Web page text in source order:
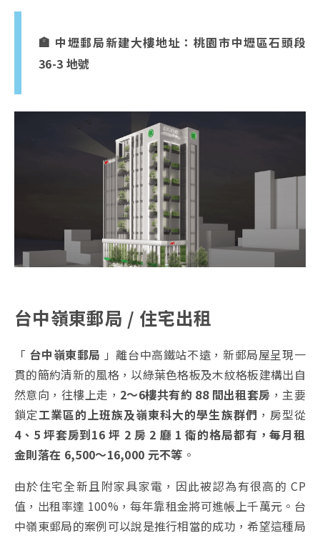
🏣 中壢郵局新建大樓地址：桃園市中壢區石頭段
36-3 地號
台中嶺東郵局 / 住宅出租
「 台中嶺東郵局 」離台中高鐵站不遠，新郵局屋呈現一
貫的簡約清新的風格，以綠葉色格板及木紋格板建構出自
然意向，往樓上走， 2～6樓共有約 88 間出租套房 ，主要
鎖定工業區的上班族及嶺東科大的學生族群們 ，房型從
4、5 坪套房到16 坪 2 房 2 廳 1 衛的格局都有，每月租
金則落在 6,500～16,000 元不等 。
由於住宅全新且附家具家電，因此被認為有很高的 CP
值，出租率達 100%，每年靠租金將可進帳上千萬元。台
中嶺東郵局的案例可以說是推行相當的成功，希望這種局